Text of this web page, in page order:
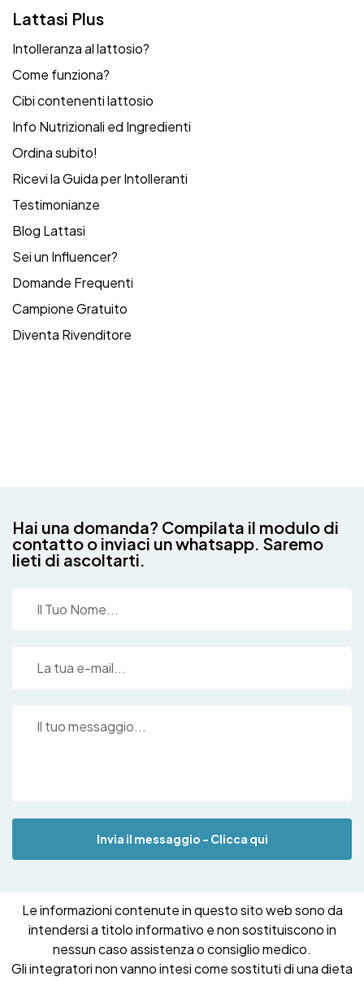
Lattasi Plus
Intolleranza al lattosio?
Come funziona?
Cibi contenenti lattosio
Info Nutrizionali ed Ingredienti
Ordina subito!
Ricevi la Guida per Intolleranti
Testimonianze
Blog Lattasi
Sei un Influencer?
Domande Frequenti
Campione Gratuito
Diventa Rivenditore
Hai una domanda? Compilata il modulo di
contatto o inviaci un whatsapp. Saremo
lieti di ascoltarti.
Invia il messaggio - Clicca qui
Le informazioni contenute in questo sito web sono da
intendersi a titolo informativo e non sostituiscono in
nessun caso assistenza o consiglio medico.
Gli integratori non vanno intesi come sostituti di una dieta